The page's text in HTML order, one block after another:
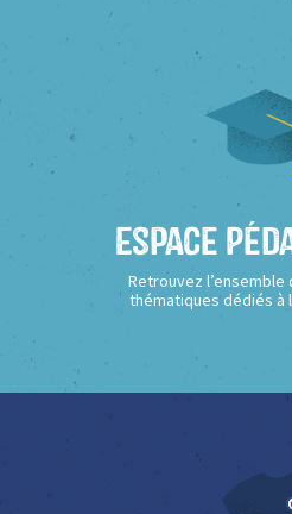
Espace
Retrouvez
thématiques dédiés à